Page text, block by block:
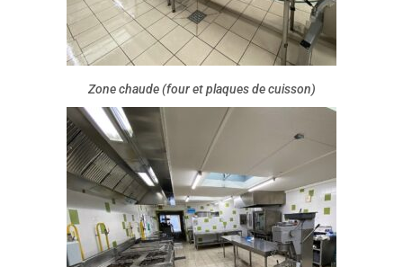
Zone chaude (four et plaques de cuisson)